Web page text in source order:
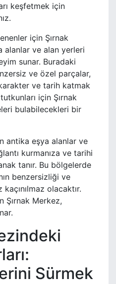
keşfetmek için
için Şırnak
alanlar ve alan yerleri
sunar. Buradaki
ve özel parçalar,
ve tarih katmak
için Şırnak
bulabilecekleri bir
antika eşya alanlar ve
kurmanıza ve tarihi
tanır. Bu bölgelerde
benzersizliği ve
olacaktır.
Şırnak Merkez,
Sürmek